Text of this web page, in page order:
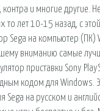
контра и многие другие.
то лет 10-15 назад, с
Sega на компьютер (ПК)
вниманию самые
приставки Sony
кодом для Windows.
Sega на русском и